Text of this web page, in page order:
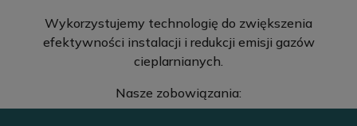
Wykorzystujemy technologię do zwiększenia
efektywności instalacji i redukcji emisji gazów
cieplarnianych.
Nasze zobowiązania: